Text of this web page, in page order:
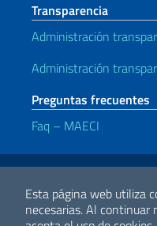
Esta página web utiliza
necesarias.Al continuar
Transparencia
Administración
Administración
Preguntas frecuentes
Faq – MAECI
Enlaces útiles